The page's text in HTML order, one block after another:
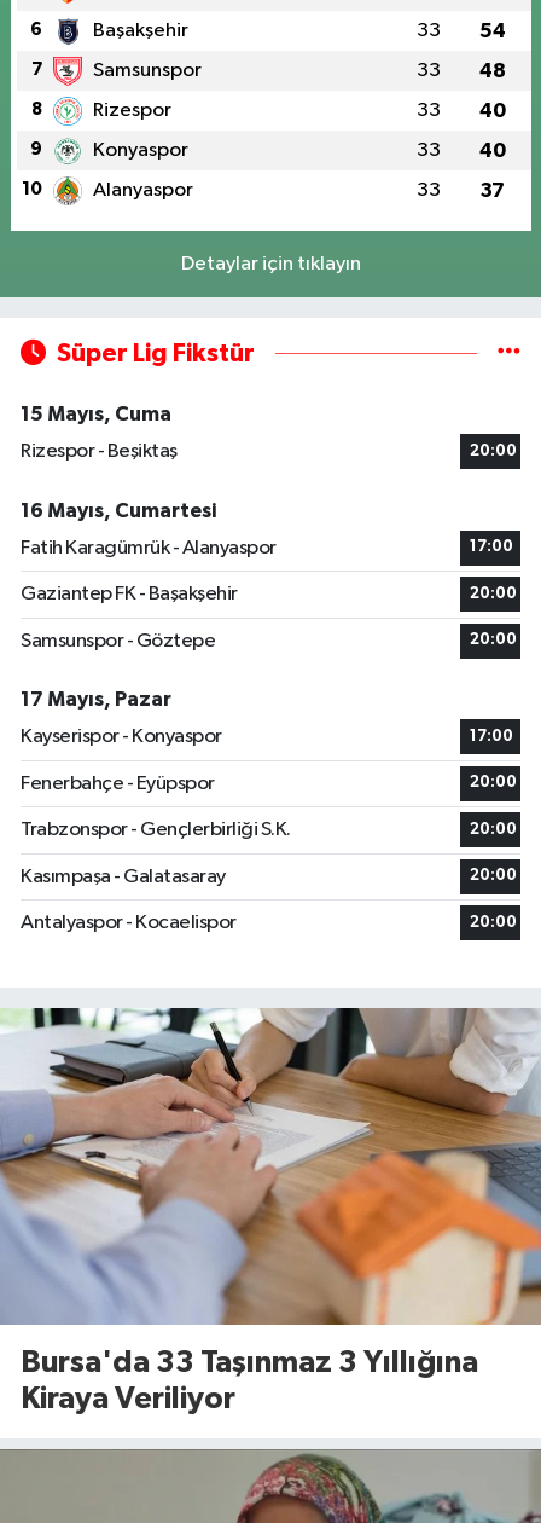
6 Başakşehir 33 54
7 Samsunspor 33 48
8 Rizespor 33 40
9 Konyaspor 33 40
10 Alanyaspor 33 37
Detaylar için tıklayın
Süper Lig Fikstür
15 Mayıs, Cuma
Rizespor - Beşiktaş
20:00
16 Mayıs, Cumartesi
Fatih Karagümrük - Alanyaspor
17:00
Gaziantep FK - Başakşehir 20:00
Samsunspor - Göztepe 20:00
17 Mayıs, Pazar
Kayserispor - Konyaspor
17:00
Fenerbahçe - Eyüpspor 20:00
Trabzonspor - Gençlerbirliği S.K. 20:00
Kasımpaşa - Galatasaray 20:00
Antalyaspor - Kocaelispor 20:00
Bursa'da 33 Taşınmaz 3 Yıllığına
Kiraya Veriliyor